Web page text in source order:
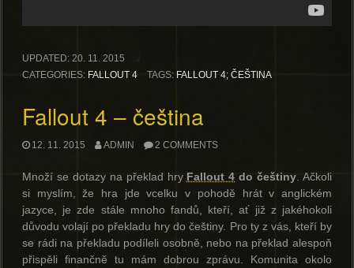
UPDATED: 20. 11. 2015
CATEGORIES: FALLOUT 4 TAGS: FALLOUT 4; ČEŠTINA
Fallout 4 – čeština
12. 11. 2015 ADMIN 2 COMMENTS
Množí se dotazy na překlad hry Fallout 4 do češtiny. Ačkoli
si myslím, že hra jde vcelku v pohodě hrát v anglickém
jazyce, je zde stále mnoho fandů, kteří, ať již z jakéhokoli
důvodu volají po překladu hry do češtiny. Pro ty z vás, kteří by
se rádi na překladu podíleli osobně, nebo na překlad alespoň
přispěli finančně tu mám dobrou zprávu. Komunita okolo